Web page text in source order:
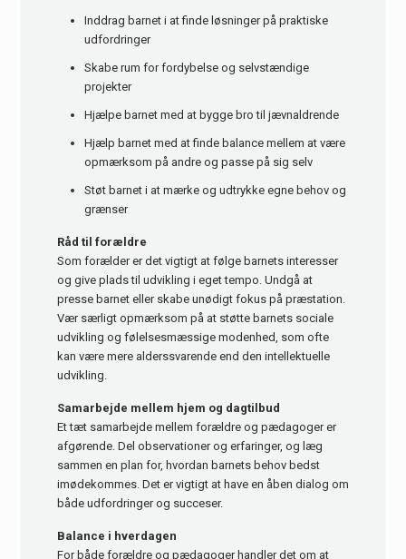
Inddrag barnet i at finde løsninger på praktiske
udfordringer
Skabe rum for fordybelse og selvstændige
projekter
Hjælpe barnet med at bygge bro til jævnaldrende
Hjælp barnet med at finde balance mellem at være
opmærksom på andre og passe på sig selv
Støt barnet i at mærke og udtrykke egne behov og
grænser
Råd til forældre
Som forælder er det vigtigt at følge barnets interesser
og give plads til udvikling i eget tempo. Undgå at
presse barnet eller skabe unødigt fokus på præstation.
Vær særligt opmærksom på at støtte barnets sociale
udvikling og følelsesmæssige modenhed, som ofte
kan være mere alderssvarende end den intellektuelle
udvikling.
Samarbejde mellem hjem og dagtilbud
Et tæt samarbejde mellem forældre og pædagoger er
afgørende. Del observationer og erfaringer, og læg
sammen en plan for, hvordan barnets behov bedst
imødekommes. Det er vigtigt at have en åben dialog om
både udfordringer og succeser.
Balance i hverdagen
For både forældre og pædagoger handler det om at